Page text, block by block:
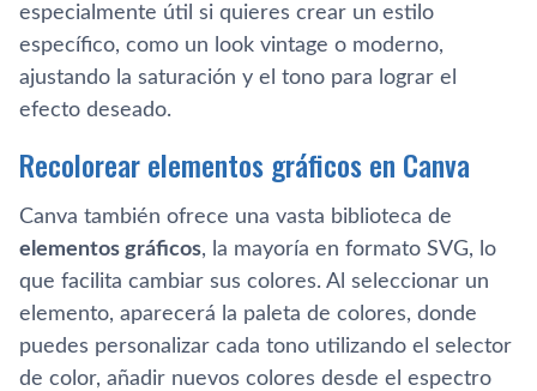
especialmente útil si quieres crear un estilo
específico, como un look vintage o moderno,
ajustando la saturación y el tono para lograr el
efecto deseado.
Recolorear elementos gráficos en Canva
Canva también ofrece una vasta biblioteca de
elementos gráficos, la mayoría en formato SVG, lo
que facilita cambiar sus colores. Al seleccionar un
elemento, aparecerá la paleta de colores, donde
puedes personalizar cada tono utilizando el selector
de color, añadir nuevos colores desde el espectro